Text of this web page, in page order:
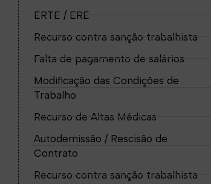
ERTE / ERE
Recurso contra sanção trabalhista
Falta de pagamento de salários
Modificação das Condições de
Trabalho
Recurso de Altas Médicas
Autodemissão / Rescisão de
Contrato
Recurso contra sanção trabalhista